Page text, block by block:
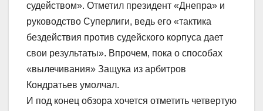
судейством». Отметил президент «Днепра» и
руководство Суперлиги, ведь его «тактика
бездействия против судейского корпуса дает
свои результаты». Впрочем, пока о способах
«вылечивания» Защука из арбитров
Кондратьев умолчал.
И под конец обзора хочется отметить четвертую